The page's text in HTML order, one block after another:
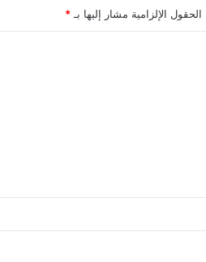
الحقول الإلزامية مشار إليها بـ *